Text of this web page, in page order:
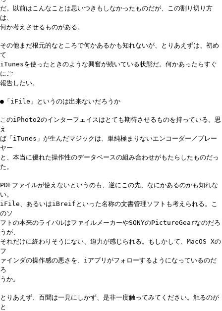
だ。以前はこんなことは思いつきもしなかったものだが、この割り切り方
は、
何か考えさせるものがある。
その他まだ根元的なところで何かあるかも知れないが、とりあえずは、初め
て
iTunesを使ったときのような興奮が続いている状態だ。何かあったらすぐ
にご
報告したい。
●「iFile」というのは出来ないだろうか
このiPhoto2のインターフェイスはとても期待させるものを持っている。思
え
ば「iTunes」が生んだマジックは、単純極まりないエンコーダー／プレー
ヤー
と、本当に優れた操作性のデータベースの組み合わせがもたらしたものだっ
た。
PDFファイルが使えないというのも、逆にこの先、なにかあるのかも知れな
い。
iFile、あるいはiBreifといった名称の文書管理ソフトも考えられる。こ
のソ
フトの本来のライバルはファイルメーカーやSONYのPictureGearなのだろ
うが、
それだけに終わりそうにない、迫力が感じられる。もしかして、MacOS Xの
フ
ァインダの操作感の悪さを、iアプリがフォローするようになっているのだ
ろ
うか。
とりあえず、百聞は一見にしかず、是非一度触ってみてください。触るのが
と